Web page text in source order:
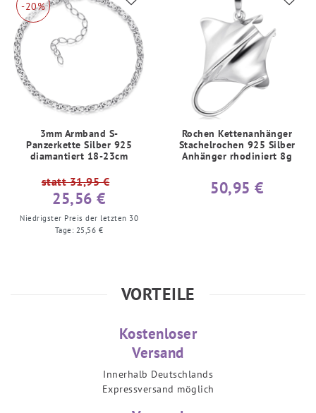
-20%
3mm Armband S-
Panzerkette Silber 925
diamantiert 18-23cm
statt 31,95 €
25,56 €
Niedrigster Preis der letzten 30
Tage: 25,56 €
Rochen Kettenanhänger
Stachelrochen 925 Silber
Anhänger rhodiniert 8g
50,95 €
VORTEILE
Kostenloser
Versand
Innerhalb Deutschlands
Expressversand möglich